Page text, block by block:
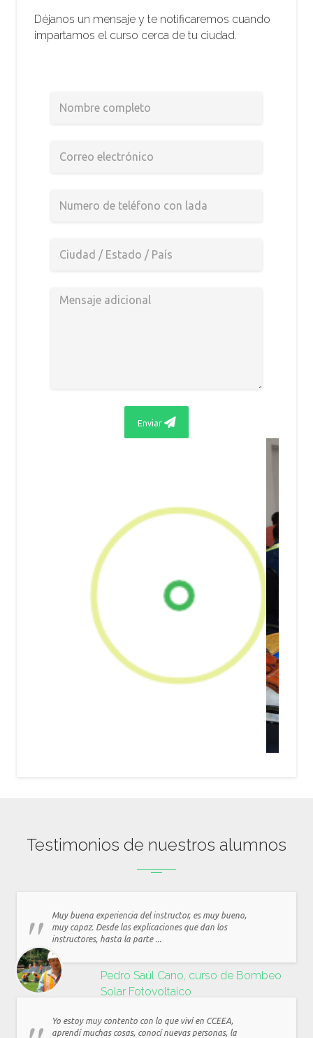
Déjanos un mensaje y te notificaremos cuando
impartamos el curso cerca de tu ciudad.
Enviar
Testimonios de nuestros alumnos
Muy buena experiencia del instructor, es muy bueno,
muy capaz. Desde las explicaciones que dan los
instructores, hasta la parte ...
Pedro Saúl Cano, curso de Bombeo
Solar Fotovoltaico
Yo estoy muy contento con lo que viví en CCEEA,
aprendí muchas cosas, conocí nuevas personas, la